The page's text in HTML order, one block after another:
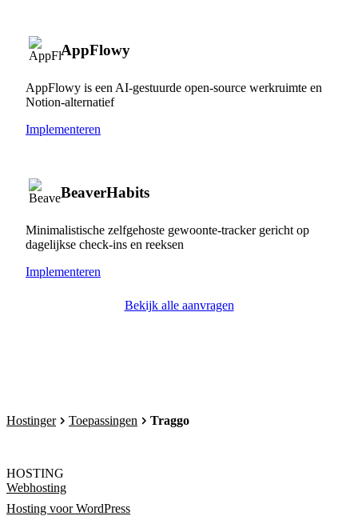
AppFlowy
AppFlowy is een AI-gestuurde open-source werkruimte en
Notion-alternatief
Implementeren
BeaverHabits
Minimalistische zelfgehoste gewoonte-tracker gericht op
dagelijkse check-ins en reeksen
Implementeren
Bekijk alle aanvragen
Hostinger Toepassingen Traggo
HOSTING
Webhosting
Hosting voor WordPress